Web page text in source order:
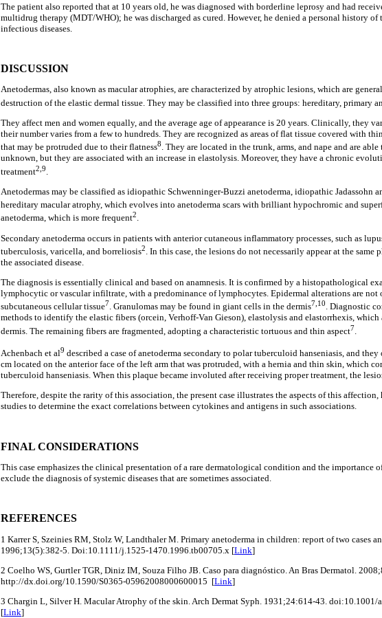
The patient also reported that at 10 years old, he was diagnosed with borderline leprosy and had
multidrug therapy (MDT/WHO); he was discharged as cured. However, he denied a personal history
infectious diseases.
DISCUSSION
Anetodermas, also known as macular atrophies, are characterized by atrophic lesions, which are
destruction of the elastic dermal tissue. They may be classified into three groups: hereditary, primary
They affect men and women equally, and the average age of appearance is 20 years. Clinically, they
their number varies from a few to hundreds. They are recognized as areas of flat tissue covered with
that may be protruded due to their flatness8. They are located in the trunk, arms, and nape and are
unknown, but they are associated with an increase in elastolysis. Moreover, they have a chronic
treatment2,9
Anetodermas may be classified as idiopathic Schwenninger-Buzzi anetoderma, idiopathic Jadassohn
hereditary macular atrophy, which evolves into anetoderma scars with brilliant hypochromic and
anetoderma, which is more frequent2.
Secondary anetoderma occurs in patients with anterior cutaneous inflammatory processes, such as
tuberculosis, varicella, and borreliosis2 . In this case, the lesions do not necessarily appear at the
the associated disease.
The diagnosis is essentially clinical and based on anamnesis. It is confirmed by a histopathological
lymphocytic or vascular infiltrate, with a predominance of lymphocytes. Epidermal alterations are not
subcutaneous cellular tissue7. Granulomas may be found in giant cells in the dermis7,10. Diagnostic
methods to identify the elastic fibers (orcein, Verhoff-Van Gieson), elastolysis and elastorrhexis,
dermis. The remaining fibers are fragmented, adopting a characteristic tortuous and thin aspect7
Achenbach et al9 described a case of anetoderma secondary to polar tuberculoid hanseniasis, and
cm located on the anterior face of the left arm that was protruded, with a hernia and thin skin, which
tuberculoid hanseniasis. When this plaque became involuted after receiving proper treatment, the
Therefore, despite the rarity of this association, the present case illustrates the aspects of this
studies to determine the exact correlations between cytokines and antigens in such associations.
FINAL CONSIDERATIONS
This case emphasizes the clinical presentation of a rare dermatological condition and the importance
exclude the diagnosis of systemic diseases that are sometimes associated.
REFERENCES
1 Karrer S, Szeinies RM, Stolz W, Landthaler M. Primary anetoderma in children: report of two cases
1996;13(5):382-5. Doi:10.1111/j.1525-1470.1996.tb00705.x [Link]
2 Coelho WS, Gurtler TGR, Diniz IM, Souza Filho JB. Caso para diagnóstico. An Bras Dermatol.
http://dx.doi.org/10.1590/S0365-05962008000600015 [Link]
3 Chargin L, Silver H. Macular Atrophy of the skin. Arch Dermat Syph. 1931;24:614-43. doi:10.1001/
[Link]